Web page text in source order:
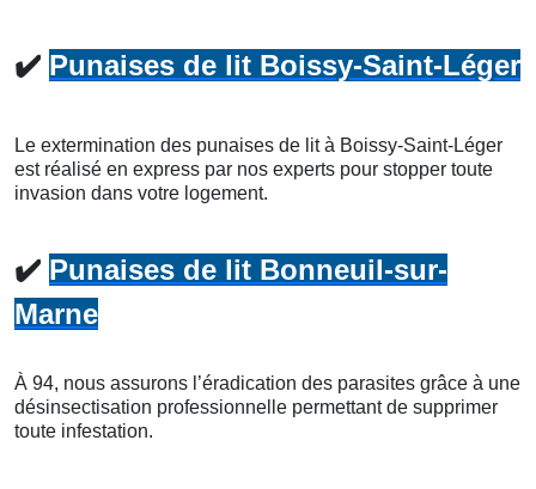
✔️ Punaises de lit Boissy-Saint-Léger
Le extermination des punaises de lit à Boissy-Saint-Léger
est réalisé en express par nos experts pour stopper toute
invasion dans votre logement.
✔️ Punaises de lit Bonneuil-sur-
Marne
À 94, nous assurons l’éradication des parasites grâce à une
désinsectisation professionnelle permettant de supprimer
toute infestation.